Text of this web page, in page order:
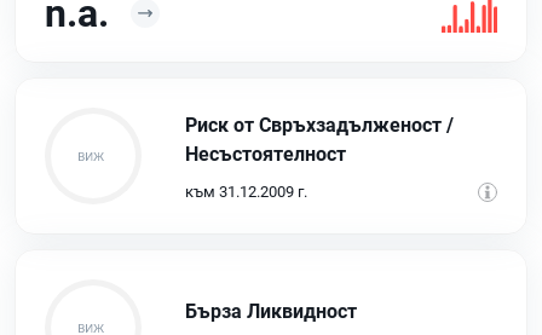
n.a.
Риск от Свръхзадълженост /
Несъстоятелност
към 31.12.2009 г.
Бърза Ликвидност